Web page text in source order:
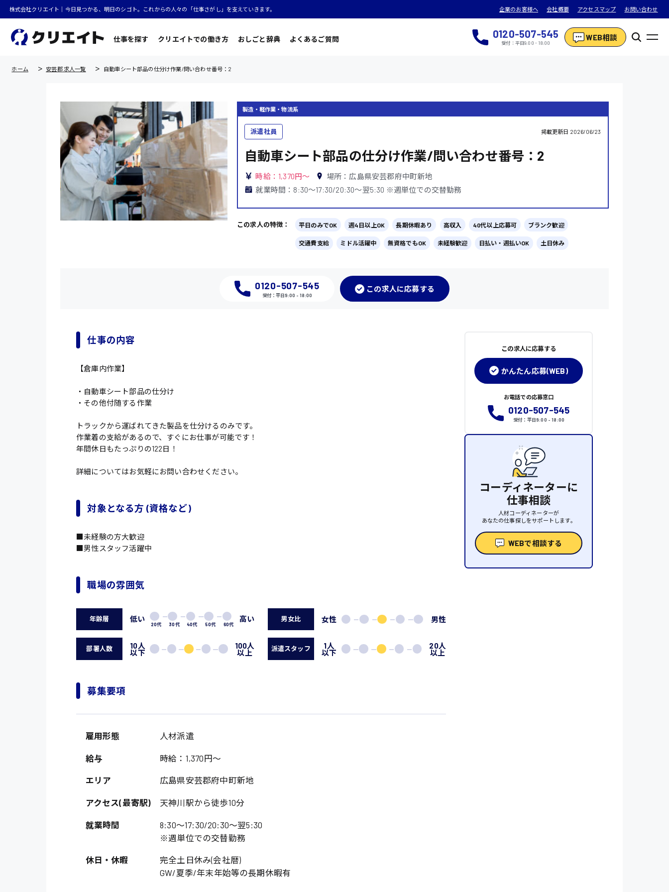
株式会社クリエイト｜今日見つかる、明日のシゴト。これからの人々の「仕事さがし」を支えていきます。 企業のお客様へ 会社概要 アクセスマップ お問い合わせ
仕事を探す クリエイトでの働き方 おしごと辞典 よくあるご質問 0120-507-545
受付：平日9:00 - 18:00
WEB相談
ホーム 安芸郡 求人一覧 自動車シート部品の仕分け作業/問い合わせ番号：2
製造・軽作業・物流系
派遣社員 掲載更新日 2026/06/23
自動車シート部品の仕分け作業/問い合わせ番号：2
時給：1,370円～
場所：広島県安芸郡府中町新地
就業時間：8:30〜17:30/20:30〜翌5:30 ※週単位での交替勤務
この求人の特徴： 平日のみでOK 週4日以上OK 長期休暇あり 高収入 40代以上応募可 ブランク歓迎
交通費支給 ミドル活躍中 無資格でもOK 未経験歓迎 日払い・週払いOK 土日休み
0120-507-545
受付：平日9:00 - 18:00
この求人に応募する
仕事の内容
【倉庫内作業】
・自動車シート部品の仕分け
・その他付随する作業
トラックから運ばれてきた製品を仕分けるのみです。
作業着の支給があるので、すぐにお仕事が可能です！
年間休日もたっぷりの122日！
詳細についてはお気軽にお問い合わせください。
対象となる方 (資格など)
■未経験の方大歓迎
■男性スタッフ活躍中
職場の雰囲気
年齢層 低い
20代 30代 40代 50代 60代
高い 男女比 女性 男性
部署人数 10人
以下
100人
以上 派遣スタッフ 1人
以下
20人
以上
募集要項
雇用形態 人材派遣
給与 時給：1,370円～
エリア 広島県安芸郡府中町新地
アクセス(最寄駅) 天神川駅から徒歩10分
就業時間
8:30〜17:30/20:30〜翌5:30
※週単位での交替勤務
休日・休暇
完全土日休み(会社暦)
GW/夏季/年末年始等の長期休暇有
この求人に応募する
かんたん応募(WEB)
お電話での応募窓口
0120-507-545
受付：平日9:00 - 18:00
コーディネーターに
仕事相談
人材コーディネーターが
あなたの仕事探しをサポートします。
WEBで相談する